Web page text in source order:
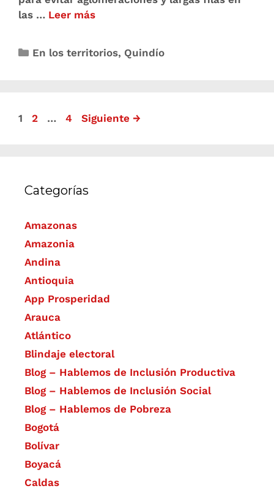
las … Leer más
En los territorios, Quindío
1 2 … 4 Siguiente →
Categorías
Amazonas
Amazonia
Andina
Antioquia
App Prosperidad
Arauca
Atlántico
Blindaje electoral
Blog – Hablemos de Inclusión Productiva
Blog – Hablemos de Inclusión Social
Blog – Hablemos de Pobreza
Bogotá
Bolívar
Boyacá
Caldas